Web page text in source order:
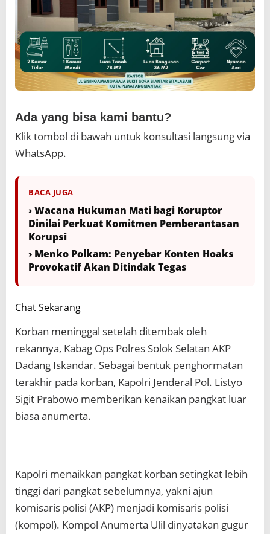
Ada yang bisa kami bantu?
Klik tombol di bawah untuk konsultasi langsung via
WhatsApp.
BACA JUGA
› Wacana Hukuman Mati bagi Koruptor
Dinilai Perkuat Komitmen Pemberantasan
Korupsi
› Menko Polkam: Penyebar Konten Hoaks
Provokatif Akan Ditindak Tegas
Chat Sekarang
Korban meninggal setelah ditembak oleh
rekannya, Kabag Ops Polres Solok Selatan AKP
Dadang Iskandar. Sebagai bentuk penghormatan
terakhir pada korban, Kapolri Jenderal Pol. Listyo
Sigit Prabowo memberikan kenaikan pangkat luar
biasa anumerta.
Kapolri menaikkan pangkat korban setingkat lebih
tinggi dari pangkat sebelumnya, yakni ajun
komisaris polisi (AKP) menjadi komisaris polisi
(kompol). Kompol Anumerta Ulil dinyatakan gugur